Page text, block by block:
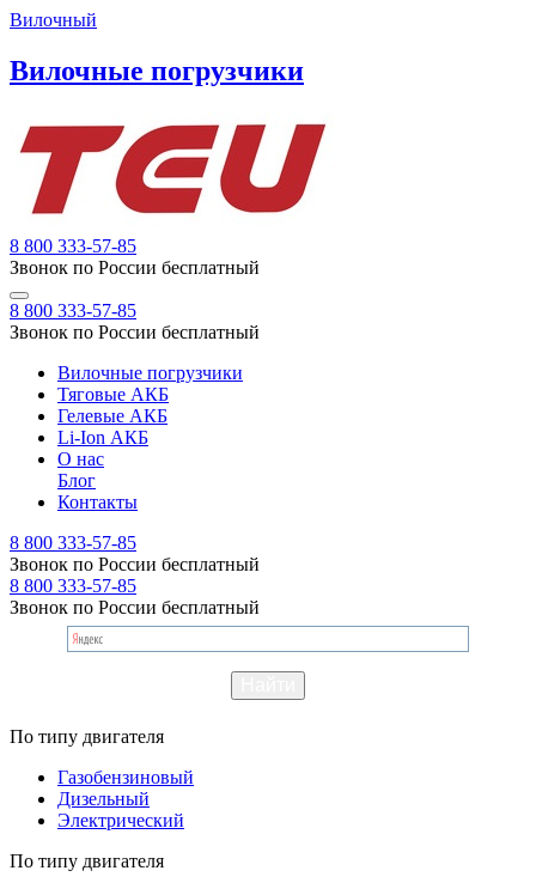
Вилочный
Вилочные погрузчики
8 800 333-57-85
Звонок по России бесплатный
8 800 333-57-85
Звонок по России бесплатный
Вилочные погрузчики
Тяговые АКБ
Гелевые АКБ
Li-Ion АКБ
О нас
Блог
Контакты
8 800 333-57-85
Звонок по России бесплатный
8 800 333-57-85
Звонок по России бесплатный
По типу двигателя
Газобензиновый
Дизельный
Электрический
По типу двигателя